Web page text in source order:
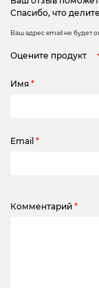
Спасибо, что
Ваш адрес email не будет
Оцените продукт
Имя *
Email *
Комментарий *